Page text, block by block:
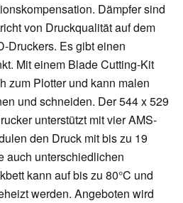
Dämpfer sind
von Druckqualität auf dem
Druckers. Es gibt einen
Mit einem Blade Cutting-Kit
zum Plotter und kann malen
und schneiden. Der 544 x 529
unterstützt mit vier AMS-
den Druck mit bis zu 19
auch unterschiedlichen
kann auf bis zu 80°C und
werden. Angeboten wird